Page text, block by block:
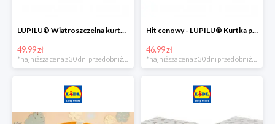
LUPILU® Wiatroszczelna kurtka dziecięca softshell, 1 sztuka
49.99 zł
Hit cenowy - LUPILU® Kurtka przeciwdeszczowa dziewczęca, 1 sztuka
46.99 zł